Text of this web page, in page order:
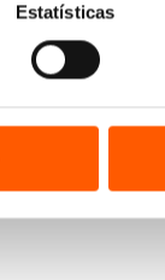
Estatísticas